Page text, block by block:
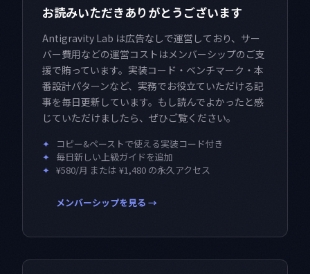
お読みいただきありがとうございます
Antigravity Lab は広告なしで運営しており、サー
バー費用などの運営コストはメンバーシップのご支
援で賄っています。実装コード・ベンチマーク・本
番設計パターンなど、実務でお役立ていただける記
事を毎日更新しています。もし読んでよかったと感
じていただけましたら、ぜひご覧ください。
✦
コピー&ペーストで使える実装コード付き
✦ 毎日新しい上級ガイドを追加
✦ ¥580/月 または ¥1,480 の永久アクセス
メンバーシップを見る →